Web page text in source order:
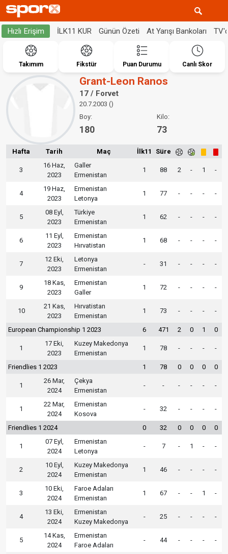
Hızlı Erişim İLK11 KUR Günün Özeti At Yarışı Bankoları
Takımım Fikstür Puan Durumu Canlı Skor
Grant-Leon Ranos
17 / Forvet
20.7.2003 ()
Boy:
180
Kilo:
73
Hafta Tarih Maç İlk11 Süre
3
16 Haz,
2023
Galler
Ermenistan
1 88 2 - 1 -
4
19 Haz,
2023
Ermenistan
Letonya
1 77 - - - -
5
08 Eyl,
2023
Türkiye
Ermenistan
1 62 - - - -
6
11 Eyl,
2023
Ermenistan
Hırvatistan
1 68 - - - -
7
12 Eki,
2023
Letonya
Ermenistan
- 31 - - - -
9
18 Kas,
2023
Ermenistan
Galler
1 72 - - - -
10
21 Kas,
2023
Hırvatistan
Ermenistan
1 73 - - - -
European Championship 1 2023 6 471 2 0 1 0
1
17 Eki,
2023
Kuzey Makedonya
Ermenistan
1 78 - - - -
Friendlies 1 2023 1 78 0 0 0 0
1
26 Mar,
2024
Çekya
Ermenistan
- - - - - -
1
22 Mar,
2024
Ermenistan
Kosova
- 32 - - - -
Friendlies 1 2024 0 32 0 0 0 0
1
07 Eyl,
2024
Ermenistan
Letonya
- 7 - 1 - -
2
10 Eyl,
2024
Kuzey Makedonya
Ermenistan
1 46 - - - -
3
10 Eki,
2024
Faroe Adaları
Ermenistan
1 67 - - 1 -
4
13 Eki,
2024
Ermenistan
Kuzey Makedonya
- 25 - - - -
5
14 Kas,
2024
Ermenistan
Faroe Adaları
- 44 - - - -